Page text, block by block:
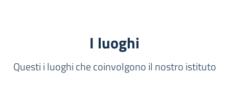
I luoghi
Questi i luoghi che coinvolgono il nostro istituto